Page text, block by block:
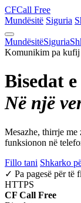
CFCall Free
Mundësitë Siguria
MundësitëSiguria
Komunikim pa kufij
Bisedat
Në një
Mesazhe, thirrje
funksionon në
Fillo tani Shkarko
✓ Pa pagesë për të
HTTPS
CF Call Free